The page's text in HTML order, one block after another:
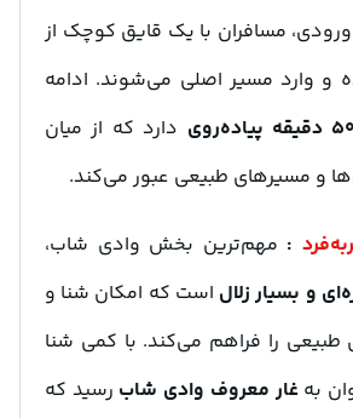
مسافران با یک قایق کوچک از
و وارد مسیر اصلی می‌شوند. ادامه
دارد که از میان
و مسیرهای طبیعی عبور می‌کند.
: مهم‌ترین بخش وادی شاب،
و بسیار زلال است که امکان شنا و
طبیعی را فراهم می‌کند. با کمی شنا
بهغار معروف وادی شاب رسید که